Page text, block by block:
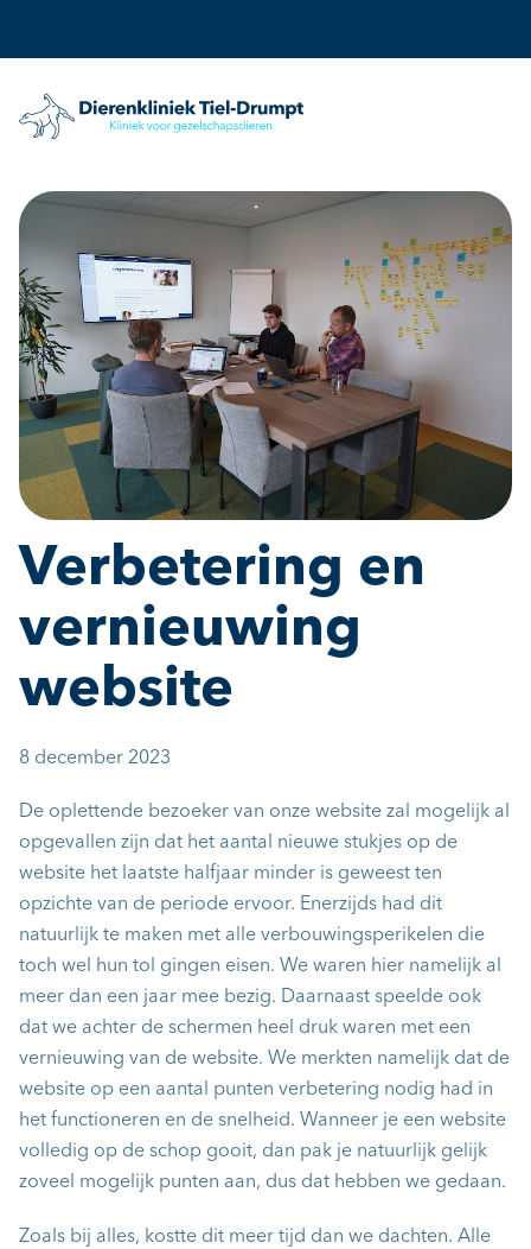
Ga naar de inhoud
Verbetering en
vernieuwing
website
8 december 2023
De oplettende bezoeker van onze website zal mogelijk al
opgevallen zijn dat het aantal nieuwe stukjes op de
website het laatste halfjaar minder is geweest ten
opzichte van de periode ervoor. Enerzijds had dit
natuurlijk te maken met alle verbouwingsperikelen die
toch wel hun tol gingen eisen. We waren hier namelijk al
meer dan een jaar mee bezig. Daarnaast speelde ook
dat we achter de schermen heel druk waren met een
vernieuwing van de website. We merkten namelijk dat de
website op een aantal punten verbetering nodig had in
het functioneren en de snelheid. Wanneer je een website
volledig op de schop gooit, dan pak je natuurlijk gelijk
zoveel mogelijk punten aan, dus dat hebben we gedaan.
Zoals bij alles, kostte dit meer tijd dan we dachten. Alle